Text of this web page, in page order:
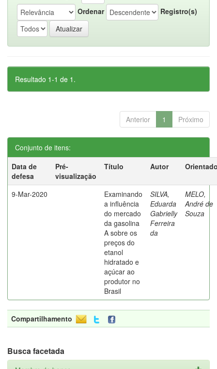
Ordenar
Registro(s)
Resultado 1-1 de 1.
Anterior 1 Próximo
Conjunto de itens:
Data de
defesa
Pré-
visualização
Título Autor
9-Mar-2020
Examinando
a influência
do mercado
da gasolina
A sobre os
preços do
etanol
hidratado e
açúcar ao
produtor no
Brasil
SILVA,
Eduarda
Gabrielly
Ferreira
da
MELO,
André de
Souza
Compartilhamento
Busca facetada